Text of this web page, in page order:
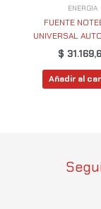
ENERGIA
FUENTE
UNIVERSAL
$
Añadir al